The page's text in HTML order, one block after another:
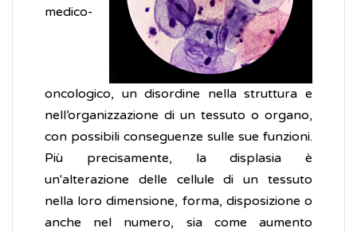
medico-
oncologico, un disordine nella struttura e
nell’organizzazione di un tessuto o organo,
con possibili conseguenze sulle sue funzioni.
Più precisamente, la displasia è
un'alterazione delle cellule di un tessuto
nella loro dimensione, forma, disposizione o
anche nel numero, sia come aumento